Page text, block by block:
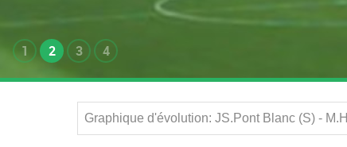
1 2 3 4
Graphique d'évolution: JS.Pont Blanc (S) -